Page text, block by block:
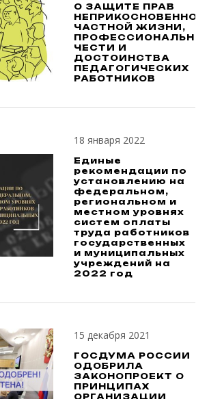
О ЗАЩИТЕ ПРАВ
ЧАСТНОЙ ЖИЗНИ,
ЧЕСТИ И
ДОСТОИНСТВА
ПЕДАГОГИЧЕСКИХ
РАБОТНИКОВ
18 января 2022
Единые
рекомендации по
установлению на
федеральном,
региональном и
местном уровнях
систем оплаты
труда работников
государственных
и муниципальных
учреждений на
2022 год
15 декабря 2021
ГОСДУМА РОССИИ
ОДОБРИЛА
ЗАКОНОПРОЕКТ О
ПРИНЦИПАХ
ОРГАНИЗАЦИИ